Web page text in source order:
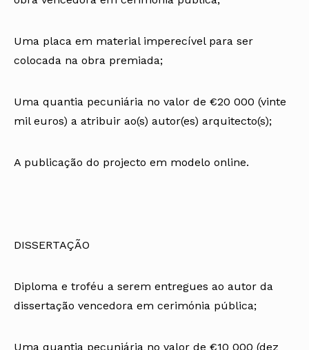
Uma placa em material imperecível para ser
colocada na obra premiada;
Uma quantia pecuniária no valor de €20 000 (vinte
mil euros) a atribuir ao(s) autor(es) arquitecto(s);
A publicação do projecto em modelo online.
DISSERTAÇÃO
Diploma e troféu a serem entregues ao autor da
dissertação vencedora em cerimónia pública;
Uma quantia pecuniária no valor de €10 000 (dez